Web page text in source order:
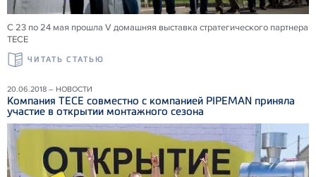
С 23 по 24 мая прошла V домашняя выставка стратегического партнера
ТЕСЕ
ЧИТАТЬ СТАТЬЮ
20.06.2018 – НОВОСТИ
Компания ТЕСЕ совместно с компанией PIPEMAN приняла
участие в открытии монтажного сезона